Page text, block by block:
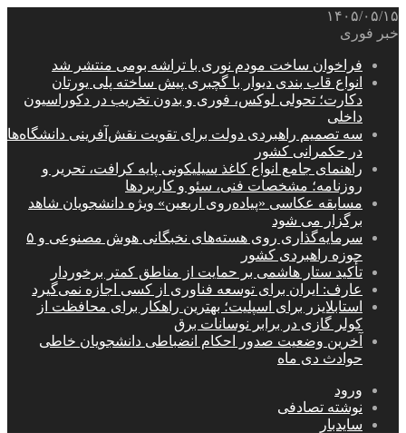
۱۴۰۵/۰۵/۱۵
خبر فوری
فراخوان ساخت مودم نوری با تراشه بومی منتشر شد
انواع قاب بندی دیوار با گچبری پیش ساخته پلی یورتان
دکارت؛ تحولی لوکس، فوری و بدون تخریب در دکوراسیون
داخلی
سه تصمیم راهبردی دولت برای تقویت نقش‌آفرینی دانشگاه‌ها
در حکمرانی کشور
راهنمای جامع انواع کاغذ سیلیکونی پایه کرافت، تحریر و
روزنامه؛ مشخصات فنی، سئو و کاربردها
مسابقه عکاسی «پیاده‌روی اربعین» ویژه دانشجویان شاهد
برگزار می شود
سرمایه‌گذاری روی هسته‌های نخبگانی هوش مصنوعی و ۵
حوزه راهبردی کشور
تأکید ستار هاشمی بر حمایت از مناطق کمتر برخوردار
عارف: ایران برای توسعه فناوری از کسی اجازه نمی‌گیرد
استابلایزر برای اسپلیت؛ بهترین راهکار برای محافظت از
کولر گازی در برابر نوسانات برق
آخرین وضعیت صدور احکام انضباطی دانشجویان خاطی
حوادث دی ماه
ورود
نوشته تصادفی
سایدبار